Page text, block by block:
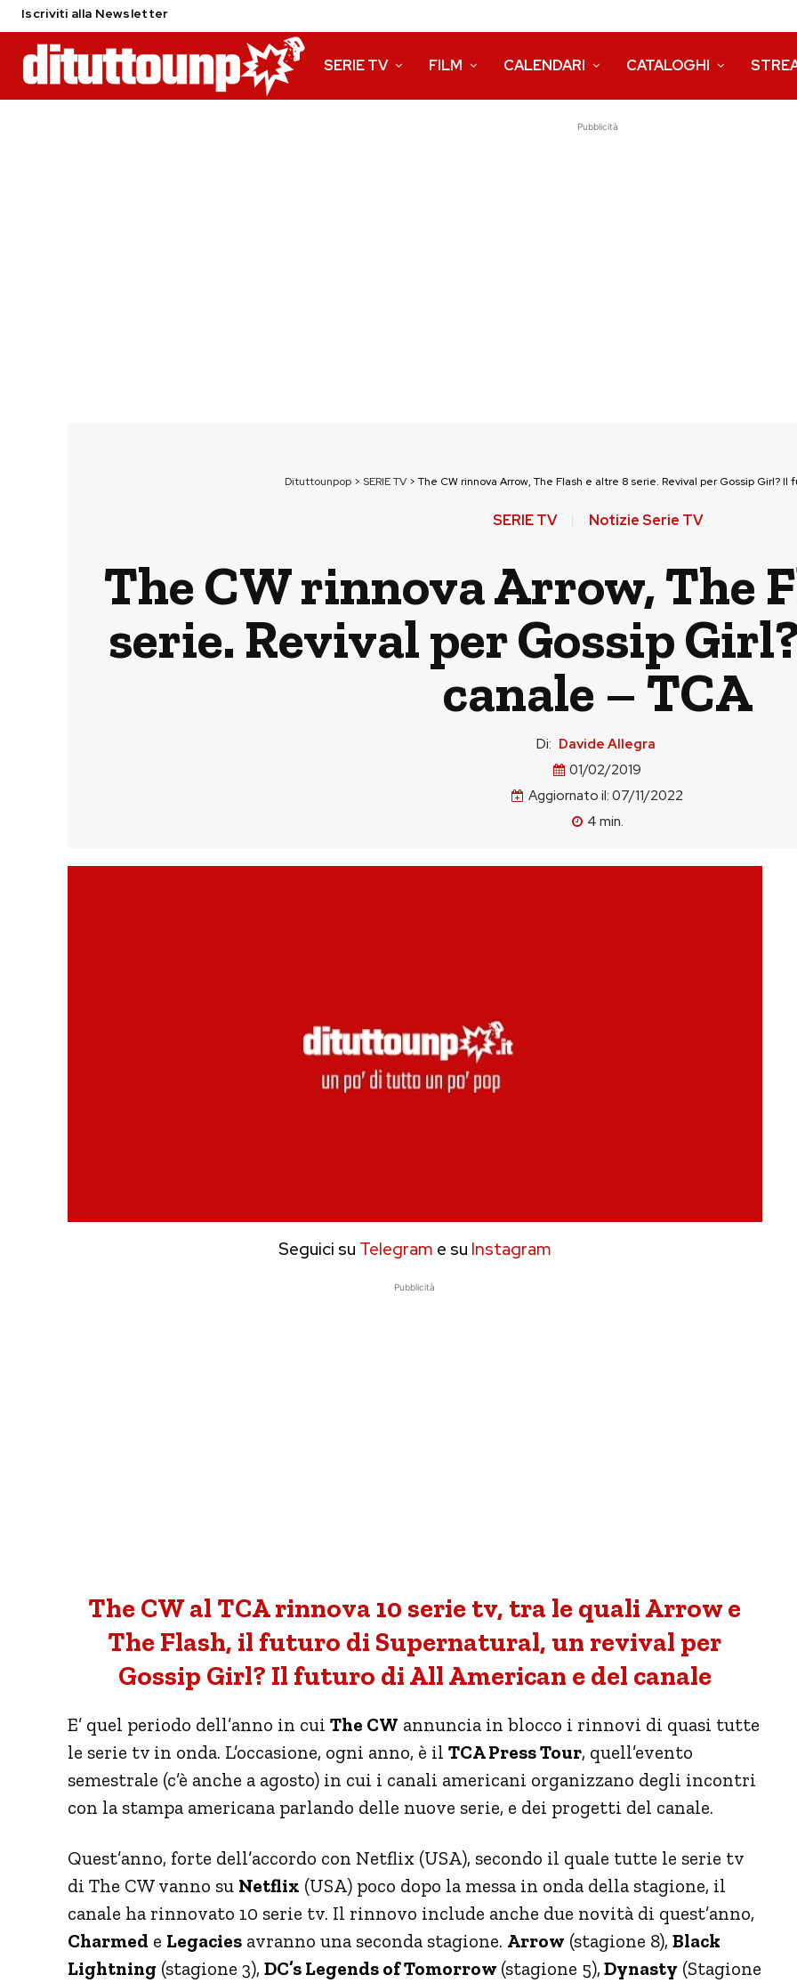
Iscriviti alla Newsletter
SERIE TV FILM CALENDARI CATALOGHI
Pubblicità
Dituttounpop> SERIE TV> The CW rinnova Arrow, The Flash e altre 8 serie. Revival per Gossip Girl? Il
SERIE TV Notizie Serie TV
The CW rinnova Arrow, The
serie. Revival per Gossip
canale – TCA
Di: Davide Allegra
01/02/2019
Aggiornato il: 07/11/2022
4 min.
Seguici su Telegram e su Instagram
Pubblicità
The CW al TCA rinnova 10 serie tv, tra le quali Arrow e
The Flash, il futuro di Supernatural, un revival per
Gossip Girl? Il futuro di All American e del canale
E’ quel periodo dell’anno in cui The CW annuncia in blocco i rinnovi di quasi tutte
le serie tv in onda. L’occasione, ogni anno, è il TCA Press Tour, quell’evento
semestrale (c’è anche a agosto) in cui i canali americani organizzano degli incontri
con la stampa americana parlando delle nuove serie, e dei progetti del canale.
Quest’anno, forte dell’accordo con Netflix (USA), secondo il quale tutte le serie tv
di The CW vanno su Netflix (USA) poco dopo la messa in onda della stagione, il
canale ha rinnovato 10 serie tv. Il rinnovo include anche due novità di quest’anno,
Charmed e Legacies avranno una seconda stagione. Arrow (stagione 8), Black
Lightning (stagione 3), DC’s Legends of Tomorrow (stagione 5), Dynasty (Stagione